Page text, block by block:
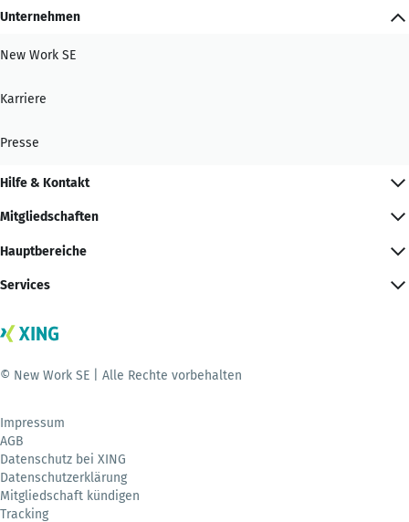
Unternehmen
New Work SE
Karriere
Presse
Hilfe & Kontakt
Mitgliedschaften
Hauptbereiche
Services
© New Work SE | Alle Rechte vorbehalten
Impressum
AGB
Datenschutz bei XING
Datenschutzerklärung
Mitgliedschaft kündigen
Tracking